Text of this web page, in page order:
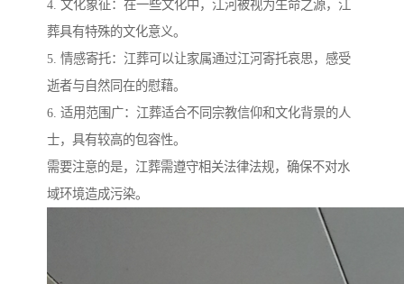
4. 文化象征：在一些文化中，江河被视为生命之源，江
葬具有特殊的文化意义。
5. 情感寄托：江葬可以让家属通过江河寄托哀思，感受
逝者与自然同在的慰藉。
6. 适用范围广：江葬适合不同宗教信仰和文化背景的人
士，具有较高的包容性。
需要注意的是，江葬需遵守相关法律法规，确保不对水
域环境造成污染。